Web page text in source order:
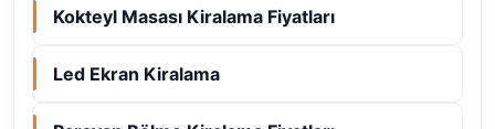
Kokteyl Masası Kiralama Fiyatları
Led Ekran Kiralama